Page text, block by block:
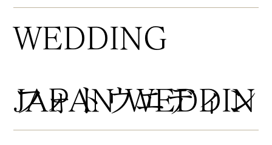
​フォトウエディン
WEDDING
JAPAN WEDDIN